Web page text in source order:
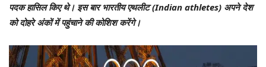
पदक हासिल किए थे। इस बार भारतीय एथलीट (Indian athletes) अपने देश
को दोहरे अंकों में पहुंचाने की कोशिश करेंगे।